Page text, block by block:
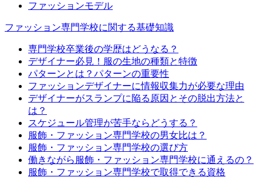
ファッションモデル
ファッション専門学校に関する基礎知識
専門学校卒業後の学歴はどうなる？
デザイナー必見！服の生地の種類と特徴
パターンとは？パターンの重要性
ファッションデザイナーに情報収集力が必要な理由
デザイナーがスランプに陥る原因とその脱出方法と
は？
スケジュール管理が苦手ならどうする？
服飾・ファッション専門学校の男女比は？
服飾・ファッション専門学校の選び方
働きながら服飾・ファッション専門学校に通えるの？
服飾・ファッション専門学校で取得できる資格